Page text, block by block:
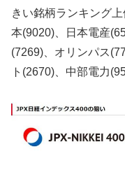
きい銘柄ランキング
本(9020)、日本電産
(7269)、オリンパス
ト(2670)、中部電力